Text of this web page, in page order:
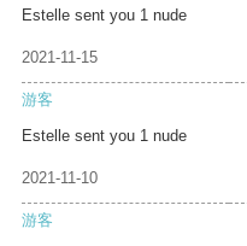
Estelle sent you 1 nude
2021-11-15
游客
Estelle sent you 1 nude
2021-11-10
游客